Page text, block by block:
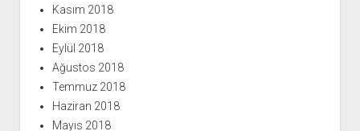
Kasım 2018
Ekim 2018
Eylül 2018
Ağustos 2018
Temmuz 2018
Haziran 2018
Mayıs 2018